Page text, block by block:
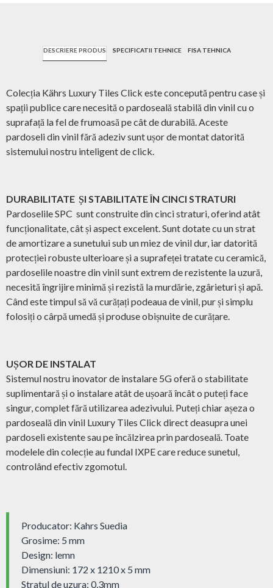
DESCRIERE PRODUS SPECIFICATII TEHNICE FISA TEHNICA
Colecția Kährs Luxury Tiles Click este concepută pentru case și
spații publice care necesită o pardoseală stabilă din vinil cu o
suprafață la fel de frumoasă pe cât de durabilă. Aceste
pardoseli din vinil fără adeziv sunt ușor de montat datorită
sistemului nostru inteligent de click.
DURABILITATE ȘI STABILITATE ÎN CINCI STRATURI
Pardoselile SPC sunt construite din cinci straturi, oferind atât
funcționalitate, cât și aspect excelent. Sunt dotate cu un strat
de amortizare a sunetului sub un miez de vinil dur, iar datorită
protecției robuste ulterioare și a suprafeței tratate cu ceramică,
pardoselile noastre din vinil sunt extrem de rezistente la uzură,
necesită îngrijire minimă și rezistă la murdărie, zgârieturi și apă.
Când este timpul să vă curățați podeaua de vinil, pur și simplu
folosiți o cârpă umedă și produse obișnuite de curățare.
UȘOR DE INSTALAT
Sistemul nostru inovator de instalare 5G oferă o stabilitate
suplimentară și o instalare atât de ușoară încât o puteți face
singur, complet fără utilizarea adezivului. Puteți chiar așeza o
pardoseală din vinil Luxury Tiles Click direct deasupra unei
pardoseli existente sau pe încălzirea prin pardoseală. Toate
modelele din colecție au fundal IXPE care reduce sunetul,
controlând efectiv zgomotul.
Producator: Kahrs Suedia
Grosime: 5 mm
Design: lemn
Dimensiuni: 172 x 1210 x 5 mm
Stratul de uzura: 0,3mm